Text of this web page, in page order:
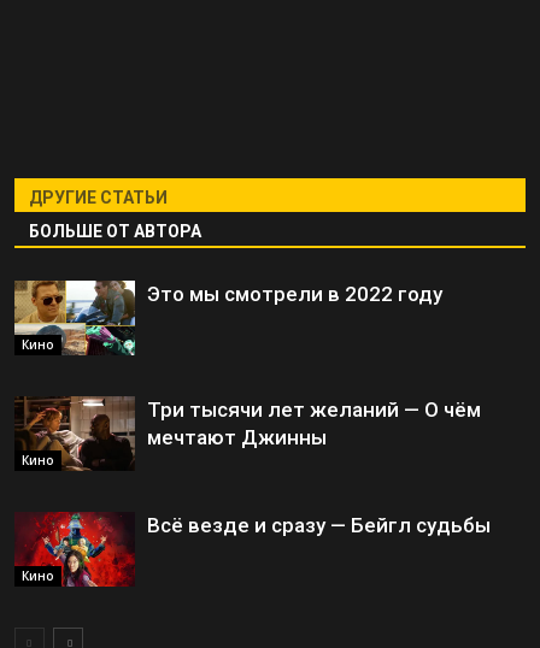
ДРУГИЕ СТАТЬИ
БОЛЬШЕ ОТ АВТОРА
Кино
Это мы смотрели в 2022 году
Кино
Три тысячи лет желаний — О чём
мечтают Джинны
Кино
Всё везде и сразу — Бейгл судьбы